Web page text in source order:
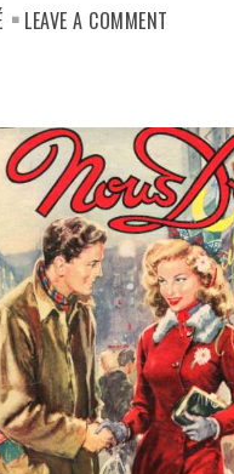
LEAVE A COMMENT
DE
SAVOIR
SUR
LES
FEMMES
EST
DANS
LES
(1)